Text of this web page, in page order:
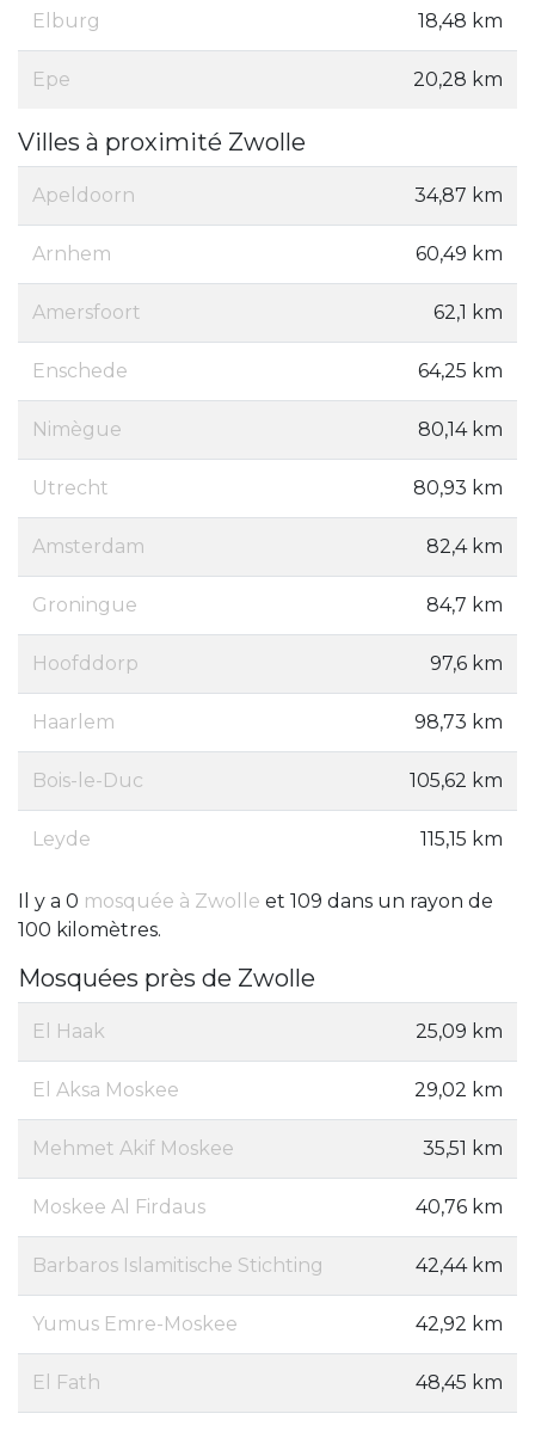
Elburg 18,48 km
Epe 20,28 km
Villes à proximité Zwolle
Apeldoorn 34,87 km
Arnhem 60,49 km
Amersfoort 62,1 km
Enschede 64,25 km
Nimègue 80,14 km
Utrecht 80,93 km
Amsterdam 82,4 km
Groningue 84,7 km
Hoofddorp 97,6 km
Haarlem 98,73 km
Bois-le-Duc 105,62 km
Leyde 115,15 km
Il y a 0 mosquée à Zwolle et 109 dans un rayon de
100 kilomètres.
Mosquées près de Zwolle
El Haak 25,09 km
El Aksa Moskee 29,02 km
Mehmet Akif Moskee 35,51 km
Moskee Al Firdaus 40,76 km
Barbaros Islamitische Stichting 42,44 km
Yumus Emre-Moskee 42,92 km
El Fath 48,45 km